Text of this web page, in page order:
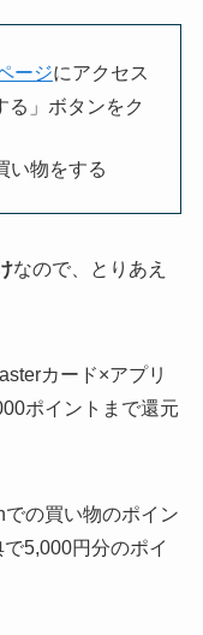
ージにアクセス
る」ボタンをク
い物をする
なので、とりあえ
カード×アプリ
ポイントまで還元
での買い物のポイン
5,000円分のポイ